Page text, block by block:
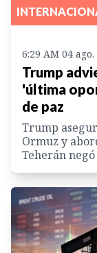
6:29 AM 04 ago.
Trump
'última
de paz
Trump
Ormuz y
Teherán